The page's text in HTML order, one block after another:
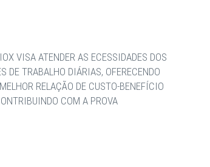
VISA ATENDER AS ECESSIDADES DOS
DE TRABALHO DIÁRIAS, OFERECENDO
RELAÇÃO DE CUSTO-BENEFÍCIO
COM A PROVA